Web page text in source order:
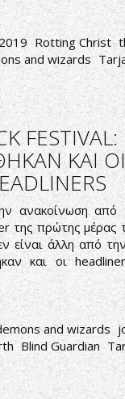
Rotting Christ
and wizards
FESTIVAL:
ΚΑΙ ΟΙ
ανακοίνωση από
της πρώτης μέρας
είναι άλλη από
και οι
and wizards
Blind Guardian